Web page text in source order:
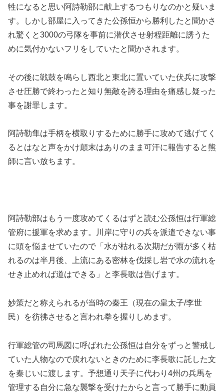
牲になると思い阿詩勒部に献上するつもりなのかと疑いま
す。しかし部屋に入ってきた公孫恒から勝利したと聞かさ
れ驚くと3000の弓隊を事前に潜伏させ射程距離に誘うた
めに気付かないフリをしていたと聞かされます。
その後に戦鼓を鳴らし西北と東北に置いていた伏兵に攻撃
させ圧勝で終わったと知り無敵を誇る理由を痛感し疑った
事を謝罪します。
阿詩勒隼は手柄を横取りするために勝手に攻めて逃げてく
るとはなと声をかけ顛末はありのまま可汗に報告すると熊
師に言い放ちます。
阿詩勒部はもう一度攻めてくるはずと読む公孫恒は行軍総
管府に援軍を求めます。川岸に守りの兵を派遣できない事
に頭を悩ませていたので「水が枯れる次期だが雨が多く枯
れるのは半月後、上流にある密林を伐採し岩で水の流れを
せき止めれば道はできる」と李長歌は告げます。
妙策だと称えられるが当時の秦王（現在の皇太子/李世
民）を彷彿させると言われ拳を握りしめます。
行軍総管の司馬図に呼ばれた公孫恒は自分をずっと警戒し
ていた人物なので戻れないときのために李長歌に託した文
を秦じいに渡します。予想通り天子に代わり4州の兵馬を
管理する自分に急な襲撃を受けたからと言って勝手に動員